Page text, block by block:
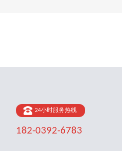
24小时服务热线
182-0392-6783